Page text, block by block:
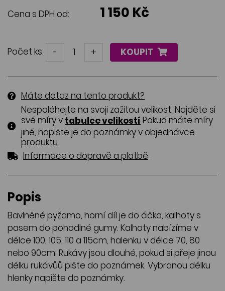
Cena s DPH od:
1 150 Kč
Počet ks: - + KOUPIT
Máte dotaz na tento produkt?
Nespoléhejte na svoji zažitou velikost. Najděte si
své míry v tabulce velikostí Pokud máte míry
jiné, napište je do poznámky v objednávce
produktu.
Informace o dopravě a platbě.
Popis
Bavlněné pyžamo, horní díl je do áčka, kalhoty s
pasem do pohodlné gumy. Kalhoty nabízíme v
délce 100, 105, 110 a 115cm, halenku v délce 70, 80
nebo 90cm. Rukávy jsou dlouhé, pokud si přeje jinou
délku rukávůů pište do poznámek. Vybranou délku
hlenky napište do poznámky.